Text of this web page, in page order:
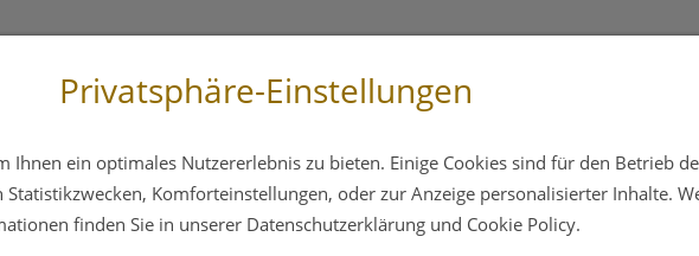
Hautpflege Familie Nahrungsergänzung
Privatsphäre-Einstellungen
Ihnen ein optimales Nutzererlebnis zu bieten. Einige Cookies sind für den Betrieb
Komforteinstellungen, oder zur Anzeige personalisierter Inhalte.
finden Sie in unserer Datenschutzerklärung und Cookie Policy.